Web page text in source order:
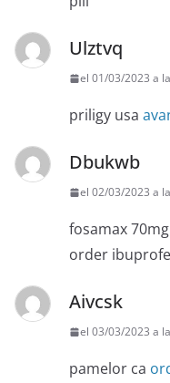
Ulztvq
el 01/03/2023 a
priligy usa
Dbukwb
el 02/03/2023 a
fosamax
order
Aivcsk
el 03/03/2023 a
pamelor ca